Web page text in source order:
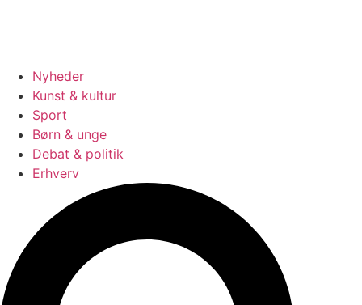
Nyheder
Kunst & kultur
Sport
Børn & unge
Debat & politik
Erhverv